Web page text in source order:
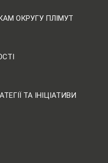
ОКРУГУ ПЛІМУТ
ТА ІНІЦІАТИВИ